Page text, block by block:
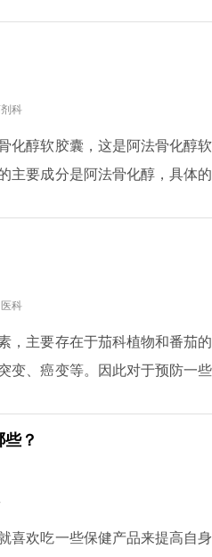
科
化醇软胶囊，这是阿法骨化醇
主要成分是阿法骨化醇，具体
查。
科
，主要存在于茄科植物和番茄
变、癌变等。因此对于预防一
？
喜欢吃一些保健产品来提高自